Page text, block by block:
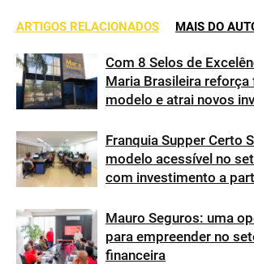
ARTIGOS RELACIONADOS MAIS DO
Com 8 Selos de
Maria Brasileira reforça
modelo e atrai novos
Franquia Supper Certo
modelo acessível no
com investimento a
Mauro Seguros: uma
para empreender no
financeira